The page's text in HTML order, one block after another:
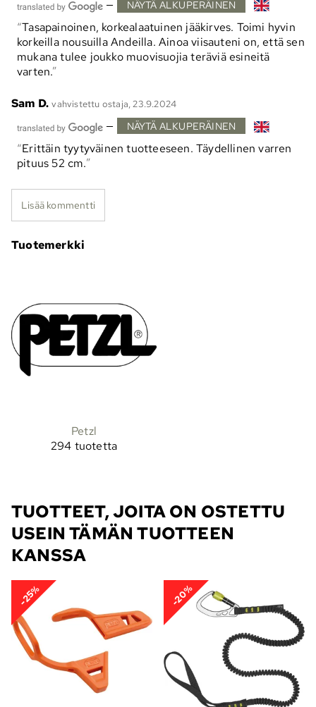
— NÄYTÄ ALKUPERÄINEN
Tasapainoinen, korkealaatuinen jääkirves. Toimi hyvin
korkeilla nousuilla Andeilla. Ainoa viisauteni on, että sen
mukana tulee joukko muovisuojia teräviä esineitä
varten.
Sam D. vahvistettu ostaja, 23.9.2024
— NÄYTÄ ALKUPERÄINEN
Erittäin tyytyväinen tuotteeseen. Täydellinen varren
pituus 52 cm.
Lisää kommentti
Tuotemerkki
Petzl
294 tuotetta
TUOTTEET, JOITA ON OSTETTU
USEIN TÄMÄN TUOTTEEN
KANSSA
-25% -20%